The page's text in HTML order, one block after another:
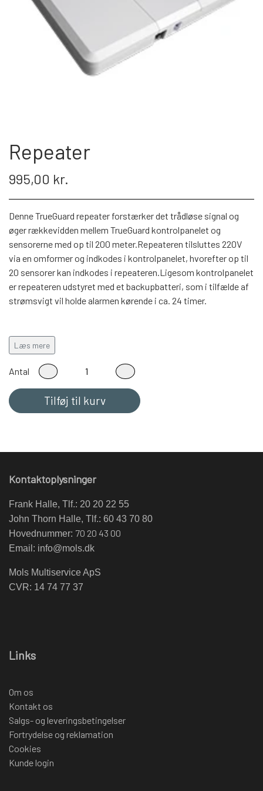
TILBEHØR TIL VIDEOOVERVÅGNING
KAMERA TIL NAS & SERVER
INSTALLATION
KONTAKT OS
Repeater
995,00 kr.
Denne TrueGuard repeater forstærker det trådløse signal og
øger rækkevidden mellem TrueGuard kontrolpanelet og
sensorerne med op til 200 meter.Repeateren tilsluttes 220V
via en omformer og indkodes i kontrolpanelet, hvorefter op til
20 sensorer kan indkodes i repeateren.Ligesom kontrolpanelet
er repeateren udstyret med et backupbatteri, som i tilfælde af
strømsvigt vil holde alarmen kørende i ca. 24 timer.
Understøtter fotosensorer, PRL-5, PRL-8-AC og PSS-29
Størrelse
Læs mere
Antal
Tilføj til kurv
Kontaktoplysninger
Frank Halle, Tlf.: 20 20 22 55
John Thorn Halle, Tlf.: 60 43 70 80
Hovednummer: 70 20 43 00
Email: info@mols.dk
Mols Multiservice ApS
CVR: 14 74 77 37
Links
Om os
Kontakt os
Salgs- og leveringsbetingelser
Fortrydelse og reklamation
Cookies
Kunde login